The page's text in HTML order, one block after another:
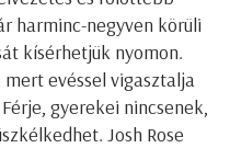
harminc-negyven körüli
kísérhetjük nyomon.
mert evéssel vigasztalja
gyerekei nincsenek,
Josh Rose